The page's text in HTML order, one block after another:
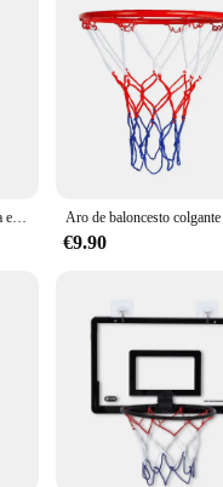
Aro de baloncesto portátil para exteriores, sistema de portería de aro de baloncesto ajustable en altura de 4,8-10 pies con tablero de impacto de 44-48 pulgadas
€9.90